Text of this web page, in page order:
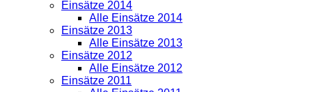
Einsätze 2014
Alle Einsätze 2014
Einsätze 2013
Alle Einsätze 2013
Einsätze 2012
Alle Einsätze 2012
Einsätze 2011